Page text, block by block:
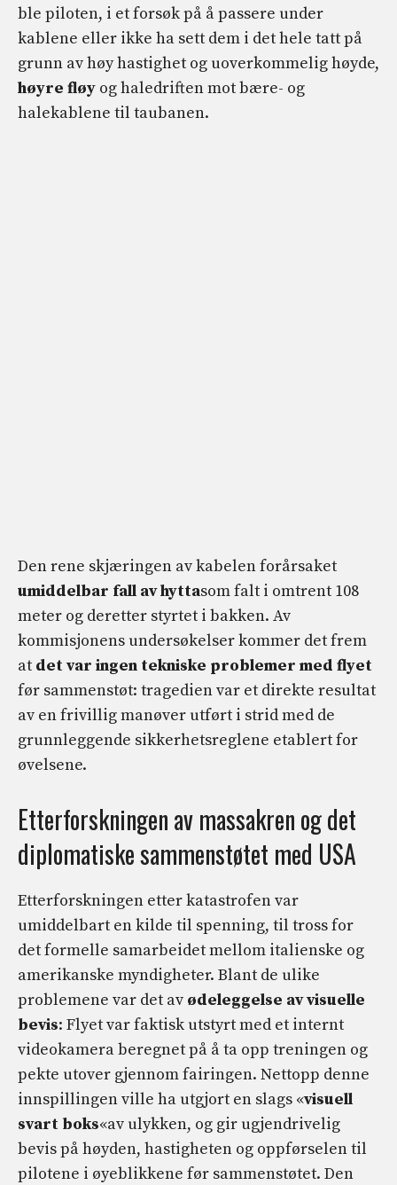
ble piloten, i et forsøk på å passere under
kablene eller ikke ha sett dem i det hele tatt på
grunn av høy hastighet og uoverkommelig høyde,
høyre fløy og haledriften mot bære- og
halekablene til taubanen.
Den rene skjæringen av kabelen forårsaket
umiddelbar fall av hyttasom falt i omtrent 108
meter og deretter styrtet i bakken. Av
kommisjonens undersøkelser kommer det frem
at det var ingen tekniske problemer med flyet
før sammenstøt: tragedien var et direkte resultat
av en frivillig manøver utført i strid med de
grunnleggende sikkerhetsreglene etablert for
øvelsene.
Etterforskningen av massakren og det
diplomatiske sammenstøtet med USA
Etterforskningen etter katastrofen var
umiddelbart en kilde til spenning, til tross for
det formelle samarbeidet mellom italienske og
amerikanske myndigheter. Blant de ulike
problemene var det av ødeleggelse av visuelle
bevis: Flyet var faktisk utstyrt med et internt
videokamera beregnet på å ta opp treningen og
pekte utover gjennom fairingen. Nettopp denne
innspillingen ville ha utgjort en slags «visuell
svart boks«av ulykken, og gir ugjendrivelig
bevis på høyden, hastigheten og oppførselen til
pilotene i øyeblikkene før sammenstøtet. Den